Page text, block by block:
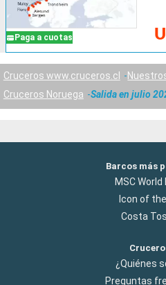
Paga a cuotas
Cruceros www.cruceros.cl
Cruceros Noruega
Salida en julio
Barcos más
MSC World
Icon of
Costa
¿Quiénes
Preguntas